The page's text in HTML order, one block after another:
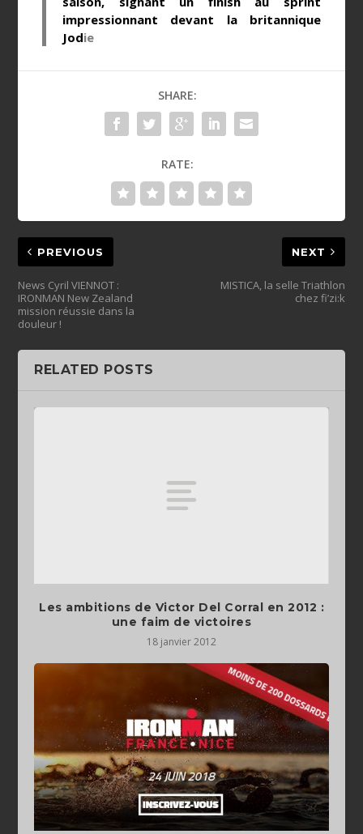
impressionnant devant la britannique
Jodie
SHARE:
RATE:
PREVIOUS
News Cyril VIENNOT :
IRONMAN New Zealand
mission réussie dans la
douleur !
NEXT
MISTICA, la selle Triathlon
chez fi’zi:k
RELATED POSTS
Les ambitions de Victor Del Corral en 2012 :
une faim de victoires
18 janvier 2012